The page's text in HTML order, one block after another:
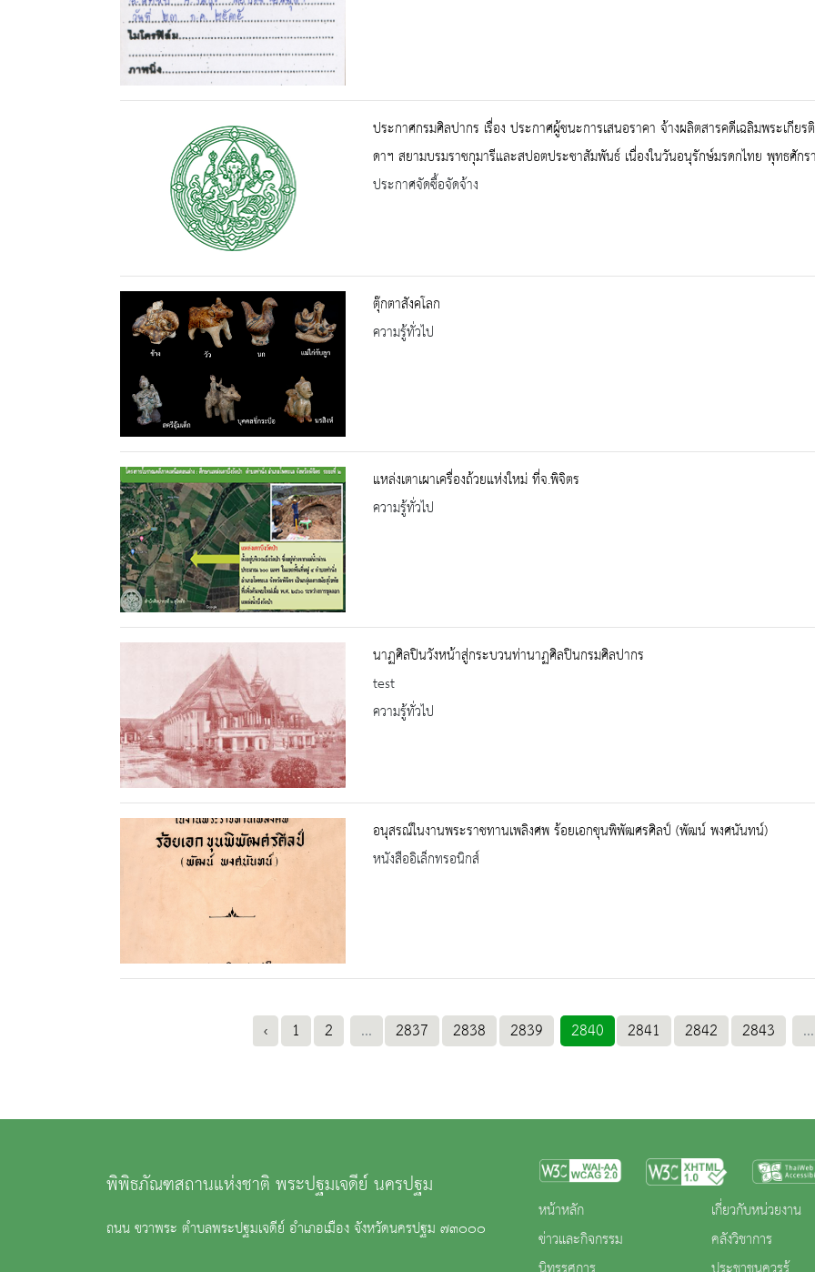
ประกาศกรมศิลปากร เรื่อง ประกาศผู้ชนะการเสนอราคา จ้างผลิตสารคดีเฉลิมพระเกีย
ดาฯ สยามบรมราชกุมารีและสปอตประชาสัมพันธ์ เนื่องในวันอนุรักษ์มรดกไทย พุทธศักร
ประกาศจัดซื้อจัดจ้าง
ตุ๊กตาสังคโลก
ความรู้ทั่วไป
แหล่งเตาเผาเครื่องถ้วยแห่งใหม่​ ที่จ.พิจิตร
ความรู้ทั่วไป
นาฏศิลปินวังหน้าสู่กระบวนท่านาฏศิลปินกรมศิลปากร
test
ความรู้ทั่วไป
อนุสรณ์ในงานพระราชทานเพลิงศพ ร้อยเอกขุนพิพัฒศรศิลป์ (พัฒน์ พงศนันทน์)
หนังสืออิเล็กทรอนิกส์
‹ 1 2 ... 2837 2838 2839 2840 2841 2842 2843 ...
พิพิธภัณฑสถานแห่งชาติ พระปฐมเจดีย์ นครปฐม
ถนน ขวาพระ ตำบลพระปฐมเจดีย์ อำเภอเมือง จังหวัดนครปฐม ๗๓๐๐๐
หน้าหลัก
ข่าวและกิจกรรม
เกี่ยวกับหน่วยงาน
คลังวิชาการ